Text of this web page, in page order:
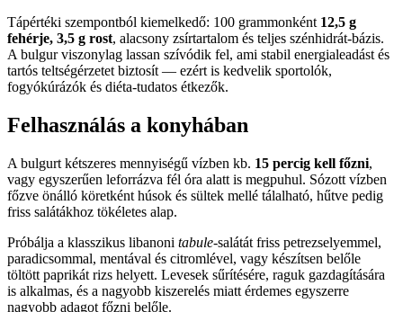
Tápértéki szempontból kiemelkedő: 100 grammonként 12,5 g
fehérje, 3,5 g rost, alacsony zsírtartalom és teljes szénhidrát-bázis.
A bulgur viszonylag lassan szívódik fel, ami stabil energialeadást és
tartós teltségérzetet biztosít — ezért is kedvelik sportolók,
fogyókúrázók és diéta-tudatos étkezők.
Felhasználás a konyhában
A bulgurt kétszeres mennyiségű vízben kb. 15 percig kell főzni,
vagy egyszerűen leforrázva fél óra alatt is megpuhul. Sózott vízben
főzve önálló köretként húsok és sültek mellé tálalható, hűtve pedig
friss salátákhoz tökéletes alap.
Próbálja a klasszikus libanoni tabule-salátát friss petrezselyemmel,
paradicsommal, mentával és citromlével, vagy készítsen belőle
töltött paprikát rizs helyett. Levesek sűrítésére, raguk gazdagítására
is alkalmas, és a nagyobb kiszerelés miatt érdemes egyszerre
nagyobb adagot főzni belőle.